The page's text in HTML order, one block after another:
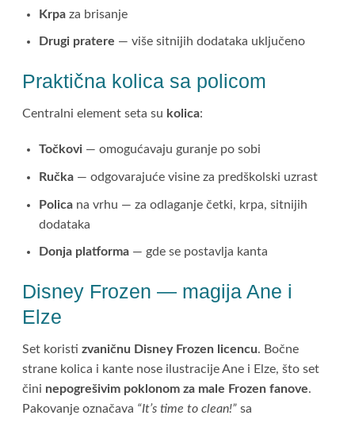
Krpa za brisanje
Drugi pratere — više sitnijih dodataka uključeno
Praktična kolica sa policom
Centralni element seta su kolica:
Točkovi — omogućavaju guranje po sobi
Ručka — odgovarajuće visine za predškolski uzrast
Polica na vrhu — za odlaganje četki, krpa, sitnijih
dodataka
Donja platforma — gde se postavlja kanta
Disney Frozen — magija Ane i
Elze
Set koristizvaničnu Disney Frozen licencu. Bočne
strane kolica i kante nose ilustracije Ane i Elze, što set
čini nepogrešivim poklonom za male Frozen fanove.
Pakovanje označava “It’s time to clean!” sa